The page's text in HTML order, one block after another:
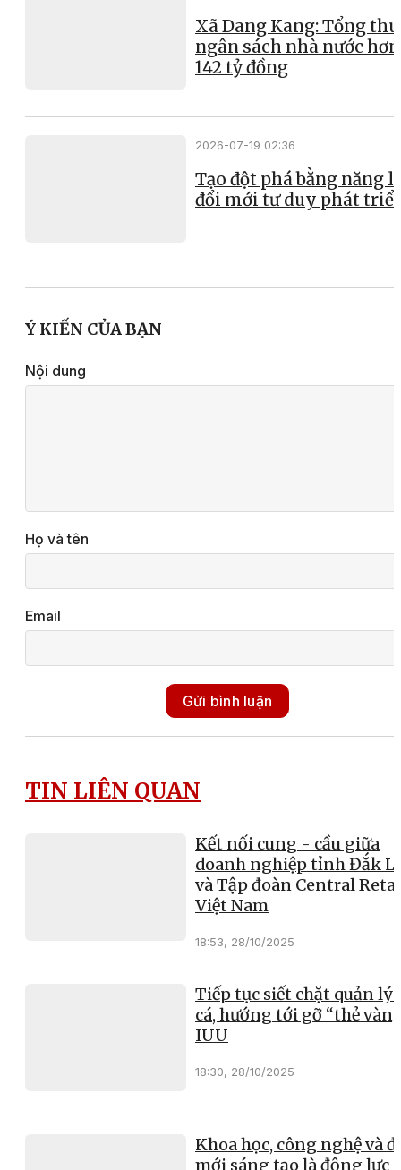
Xã Dang Kang: Tổng thu
ngân sách nhà nước hơn
142 tỷ đồng
2026-07-19 02:36
Tạo đột phá bằng năng
đổi mới tư duy phát
Ý KIẾN CỦA BẠN
Nội dung
Họ và tên
Email
Gửi bình luận
TIN LIÊN QUAN
Kết nối cung - cầu giữa
doanh nghiệp tỉnh Đắk
và Tập đoàn Central
Việt Nam
18:53, 28/10/2025
Tiếp tục siết chặt quản lý
cá, hướng tới gỡ “thẻ
IUU
18:30, 28/10/2025
Khoa học, công nghệ và
mới sáng tạo là động lực